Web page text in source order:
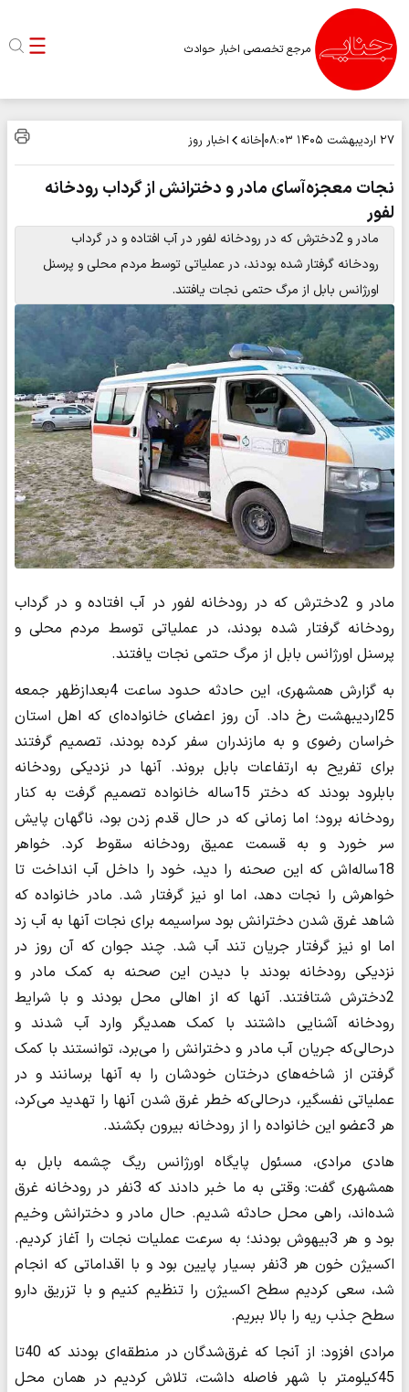
مرجع تخصصی اخبار حوادث
۲۷ اردیبهشت ۱۴۰۵ ۰۸:۰۳ خانه اخبار روز
نجات معجزه‌آسای مادر و دخترانش از گرداب رودخانه
لفور
مادر و 2دخترش که در رودخانه لفور در آب افتاده و در گرداب
رودخانه گرفتار شده بودند، در عملیاتی توسط مردم محلی و پرسنل
اورژانس بابل از مرگ حتمی نجات یافتند.
مادر و 2دخترش که در رودخانه لفور در آب افتاده و در گرداب
رودخانه گرفتار شده بودند، در عملیاتی توسط مردم محلی و
پرسنل اورژانس بابل از مرگ حتمی نجات یافتند.
به گزارش همشهری، این حادثه حدود ساعت 4بعدازظهر جمعه
25اردیبهشت رخ داد. آن روز اعضای خانواده‌ای که اهل استان
خراسان رضوی و به مازندران سفر کرده بودند، تصمیم گرفتند
برای تفریح به ارتفاعات بابل بروند. آنها در نزدیکی رودخانه‌
بابلرود بودند که دختر 15ساله خانواده تصمیم گرفت به کنار
رودخانه برود؛ اما زمانی که در حال قدم زدن بود، ناگهان پایش
سر خورد و به قسمت عمیق رودخانه سقوط کرد. خواهر
18ساله‌اش که این صحنه را دید، خود را داخل آب انداخت تا
خواهرش را نجات دهد، اما او نیز گرفتار شد. مادر خانواده که
شاهد غرق شدن دخترانش بود سراسیمه برای نجات آنها به آب زد
اما او نیز گرفتار جریان تند آب شد. چند جوان که آن روز در
نزدیکی رودخانه بودند با دیدن این صحنه به کمک مادر و
2دخترش شتافتند. آنها که از اهالی محل بودند و با شرایط
رودخانه آشنایی داشتند با کمک همدیگر وارد آب شدند و
درحالی‌که جریان آب مادر و دخترانش را می‌برد، توانستند با کمک
گرفتن از شاخه‌های درختان خودشان را به آنها برسانند و در
عملیاتی نفسگیر، درحالی‌که خطر غرق شدن آنها را تهدید می‌کرد،
هر 3عضو این خانواده را از رودخانه بیرون بکشند.
هادی مرادی، مسئول پایگاه اورژانس ریگ چشمه بابل به
همشهری گفت: وقتی به ما خبر دادند که 3نفر در رودخانه غرق
شده‌اند، راهی محل حادثه شدیم. حال مادر و دخترانش وخیم
بود و هر 3بیهوش بودند؛ به سرعت عملیات نجات را آغاز کردیم.
اکسیژن خون هر 3نفر بسیار پایین بود و با اقداماتی که انجام
شد، سعی کردیم سطح اکسیژن را تنظیم کنیم و با تزریق دارو
سطح جذب ریه را بالا ببریم.
مرادی افزود: از آنجا که غرق‌شدگان در منطقه‌ای بودند که 40تا
45کیلومتر با شهر فاصله داشت، تلاش کردیم در همان محل